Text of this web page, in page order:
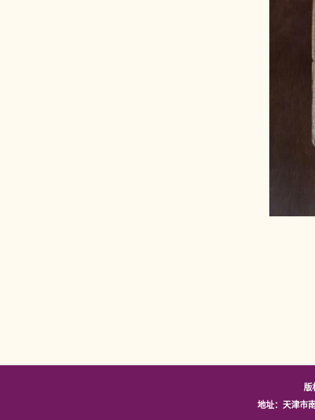
版
地址：天津市